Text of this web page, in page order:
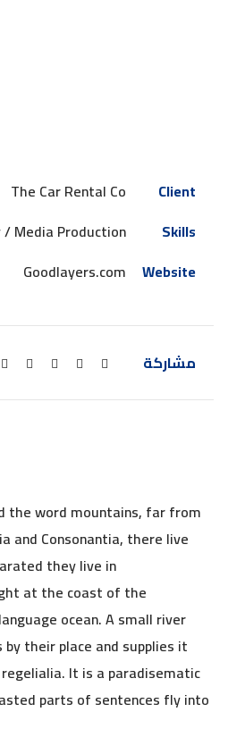
Client
The Car Rental Co
Skills
Media Production
Website
Goodlayers.com
مشاركة
the word mountains, far from
and Consonantia, there live
they live in
at the coast of the
ocean. A small river
their place and supplies it
It is a paradisematic
parts of sentences fly into